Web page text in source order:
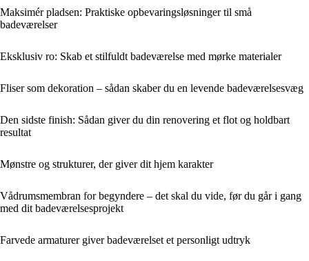
Maksimér pladsen: Praktiske opbevaringsløsninger til små
badeværelser
Eksklusiv ro: Skab et stilfuldt badeværelse med mørke materialer
Fliser som dekoration – sådan skaber du en levende badeværelsesvæg
Den sidste finish: Sådan giver du din renovering et flot og holdbart
resultat
Mønstre og strukturer, der giver dit hjem karakter
Vådrumsmembran for begyndere – det skal du vide, før du går i gang
med dit badeværelsesprojekt
Farvede armaturer giver badeværelset et personligt udtryk